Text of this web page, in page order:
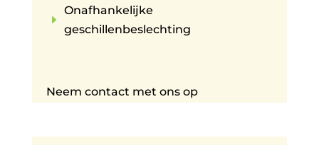
E
Onafhankelijke
geschillenbeslechting
Neem contact met ons op